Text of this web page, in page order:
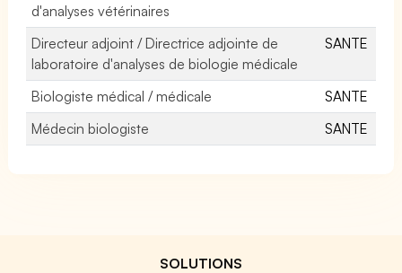
d'analyses vétérinaires
Directeur adjoint / Directrice adjointe de
laboratoire d'analyses de biologie médicale
SANTE
Biologiste médical / médicale
SANTE
Médecin biologiste
SANTE
SOLUTIONS